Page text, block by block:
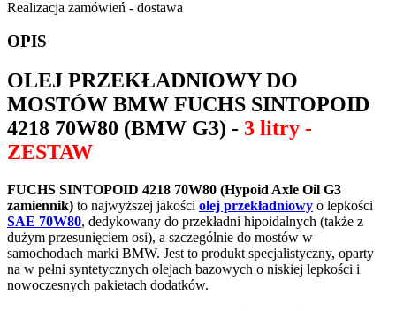
Realizacja zamówień - dostawa
OPIS
OLEJ PRZEKŁADNIOWY DO
MOSTÓW BMW FUCHS SINTOPOID
4218 70W80 (BMW G3) - 3 litry -
ZESTAW
FUCHS SINTOPOID 4218 70W80 (Hypoid Axle Oil G3
zamiennik) to najwyższej jakości olej przekładniowy o lepkości
SAE 70W80, dedykowany do przekładni hipoidalnych (także z
dużym przesunięciem osi), a szczególnie do mostów w
samochodach marki BMW. Jest to produkt specjalistyczny, oparty
na w pełni syntetycznych olejach bazowych o niskiej lepkości i
nowoczesnych pakietach dodatków.